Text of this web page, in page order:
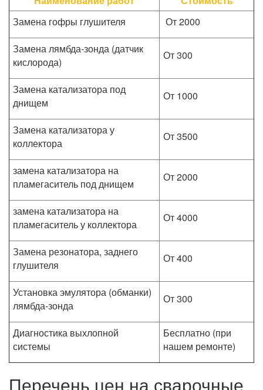
Замена гофры глушителя
От 2000
Замена лямбда-зонда (датчик
кислорода)
От 300
Замена катализатора под
днищем
От 1000
Замена катализатора у
коллектора
От 3500
замена катализатора на
пламегаситель под днищем
От 2000
замена катализатора на
пламегаситель у коллектора
От 4000
Замена резонатора, заднего
глушителя
От 400
Установка эмулятора (обманки)
лямбда-зонда
От 300
Диагностика выхлопной
системы
Бесплатно (при
нашем ремонте)
Перечень цен на сварочные